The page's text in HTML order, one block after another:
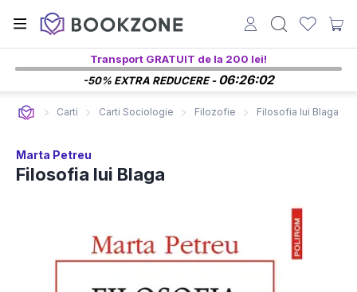
Transport GRATUIT de la 200 lei!
-50% EXTRA REDUCERE -06:26:01
Carti Carti Sociologie Filozofie Filosofia lui Blaga
Marta Petreu
Filosofia lui Blaga